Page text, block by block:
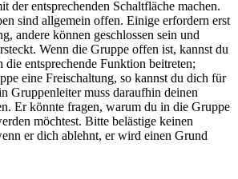
der entsprechenden Schaltfläche machen.
sind allgemein offen. Einige erfordern erst
andere können geschlossen sein und
Wenn die Gruppe offen ist, kannst du
die entsprechende Funktion beitreten;
eine Freischaltung, so kannst du dich für
Gruppenleiter muss daraufhin deinen
Er könnte fragen, warum du in die Gruppe
möchtest. Bitte belästige keinen
er dich ablehnt, er wird einen Grund